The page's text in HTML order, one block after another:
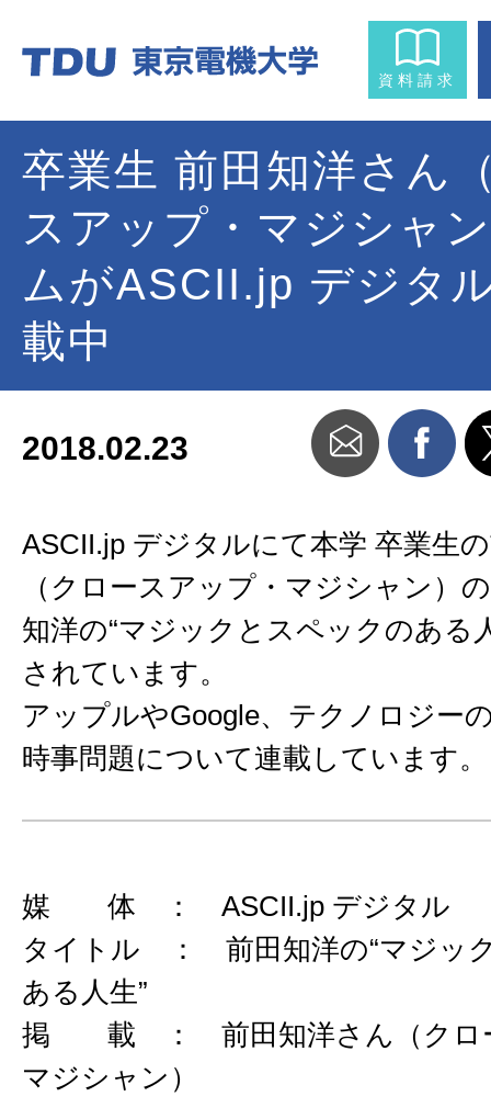
資料請求
卒業生 前田知洋さん
スアップ・マジシャ
ムがASCII.jp デジタ
載中
2018.02.23
ASCII.jp デジタルにて本学 卒業生
（クロースアップ・マジシャン）
知洋の“マジックとスペックのある
されています。
アップルやGoogle、テクノロジー
時事問題について連載しています。
媒 体 ： ASCII.jp デジタル
タイトル ： 前田知洋の“マジッ
ある人生”
掲 載 ： 前田知洋さん（クロ
マジシャン）